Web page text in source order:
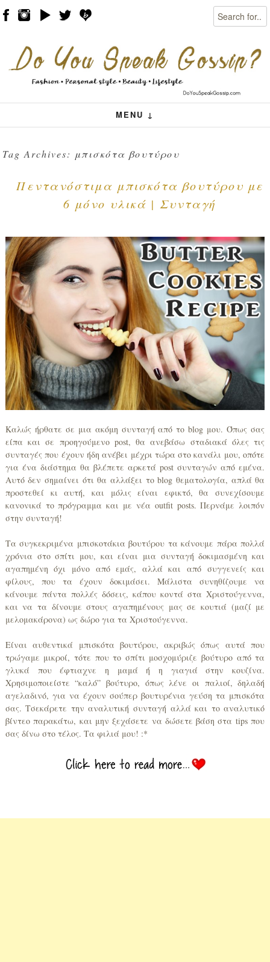
Search
MENU ↓
Menu
Skip to content
Tag Archives: μπισκότα βουτύρου
Πεντανόστιμα μπισκότα βουτύρου με
6 μόνο υλικά | Συνταγή
Καλώς ήρθατε σε μια ακόμη συνταγή από το blog μου. Όπως σας
είπα και σε προηγούμενο post, θα ανεβάσω σταδιακά όλες τις
συνταγές που έχουν ήδη ανέβει μέχρι τώρα στο κανάλι μου, οπότε
για ένα διάστημα θα βλέπετε αρκετά post συνταγών από εμένα.
Αυτό δεν σημαίνει ότι θα αλλάξει το blog θεματολογία, απλά θα
προστεθεί κι αυτή, και μόλις είναι εφικτό, θα συνεχίσουμε
κανονικά το πρόγραμμα και με νέα outfit posts. Περνάμε λοιπόν
στην συνταγή!
Τα συγκεκριμένα μπισκοτάκια βουτύρου τα κάνουμε πάρα πολλά
χρόνια στο σπίτι μου, και είναι μια συνταγή δοκιμασμένη και
αγαπημένη όχι μόνο από εμάς, αλλά και από συγγενείς και
φίλους, που τα έχουν δοκιμάσει. Μάλιστα συνηθίζουμε να
κάνουμε πάντα πολλές δόσεις, κάπου κοντά στα Χριστούγεννα,
και να τα δίνουμε στους αγαπημένους μας σε κουτιά (μαζί με
μελομακάρονα) ως δώρο για τα Χριστούγεννα.
Είναι αυθεντικά μπισκότα βουτύρου, ακριβώς όπως αυτά που
τρώγαμε μικροί, τότε που το σπίτι μοσχομύριζε βούτυρο από τα
γλυκά που έφτιαχνε η μαμά ή η γιαγιά στην κουζίνα.
Χρησιμοποιείστε “καλό” βούτυρο, όπως λένε οι παλιοί, δηλαδή
αγελαδινό, για να έχουν σούπερ βουτυρένια γεύση τα μπισκότα
σας. Τσεκάρετε την αναλυτική συνταγή αλλά και το αναλυτικό
βίντεο παρακάτω, και μην ξεχάσετε να δώσετε βάση στα tips που
σας δίνω στο τέλος. Τα φιλιά μου! :*